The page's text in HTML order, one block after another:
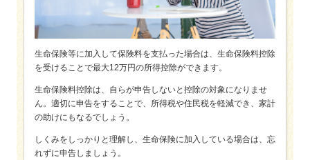
生命保険等に加入して保険料を支払った場合は、生命保険料控除
を受けることで最大12万円の所得控除ができます。
生命保険料控除は、自らが申告しないと控除の対象になりませ
ん。適切に申告をすることで、所得税や住民税を軽減でき、家計
の助けにもなるでしょう。
しくみをしっかりと理解し、生命保険に加入している場合は、忘
れずに申告しましょう。